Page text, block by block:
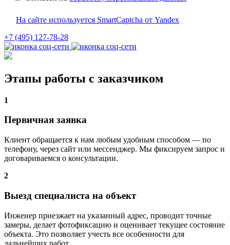
На сайте используется SmartCaptcha от Yandex
+7 (495) 127-78-28
Этапы работы с заказчиком
1
Первичная заявка
Клиент обращается к нам любым удобным способом — по
телефону, через сайт или мессенджер. Мы фиксируем запрос и
договариваемся о консультации.
2
Выезд специалиста на объект
Инженер приезжает на указанный адрес, проводит точные
замеры, делает фотофиксацию и оценивает текущее состояние
объекта. Это позволяет учесть все особенности для
дальнейших работ.